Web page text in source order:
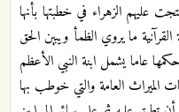
عليهم الزهراء في خطبتها بأنها
ما يروي الظمأ ويبين الحق
عاما يشمل ابنة النبي الأعظم
الميراث العامة والتي خوطب بها